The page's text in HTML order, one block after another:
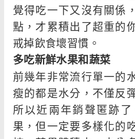
覺得吃一下又沒有關係
點，才累積出了超重的
戒掉飲食壞習慣。
多吃新鮮水果和蔬菜
前幾年非常流行單一的
瘦的都是水分，不僅反
所以近兩年銷聲匿跡
果，但一定要多樣化的